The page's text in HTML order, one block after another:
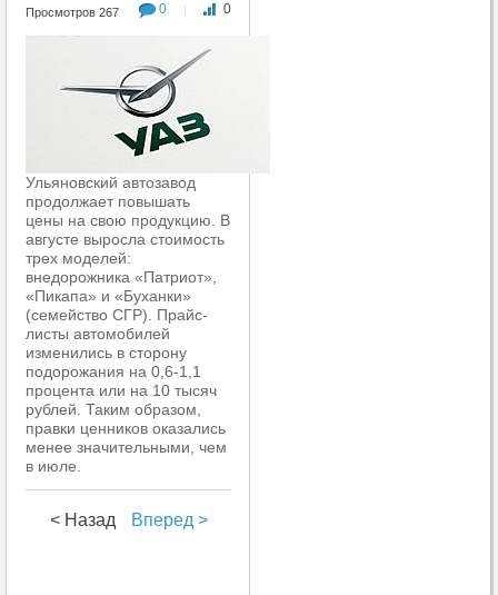
0 | 0
Просмотров 267
Ульяновский автозавод
продолжает повышать
цены на свою продукцию. В
августе выросла стоимость
трех моделей:
внедорожника «Патриот»,
«Пикапа» и «Буханки»
(семейство СГР). Прайс-
листы автомобилей
изменились в сторону
подорожания на 0,6-1,1
процента или на 10 тысяч
рублей. Таким образом,
правки ценников оказались
менее значительными, чем
в июле.
< Назад Вперед >